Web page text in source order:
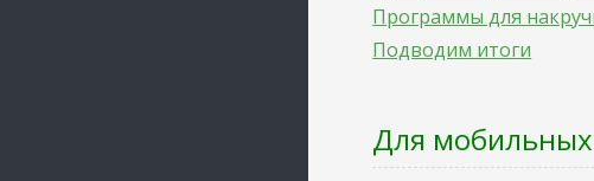
Программы для
Подводим итоги
Для мобильных